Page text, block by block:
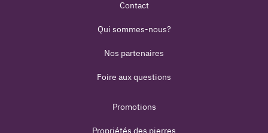
Contact
Qui sommes-nous?
Nos partenaires
Foire aux questions
Promotions
Propriétés des pierres